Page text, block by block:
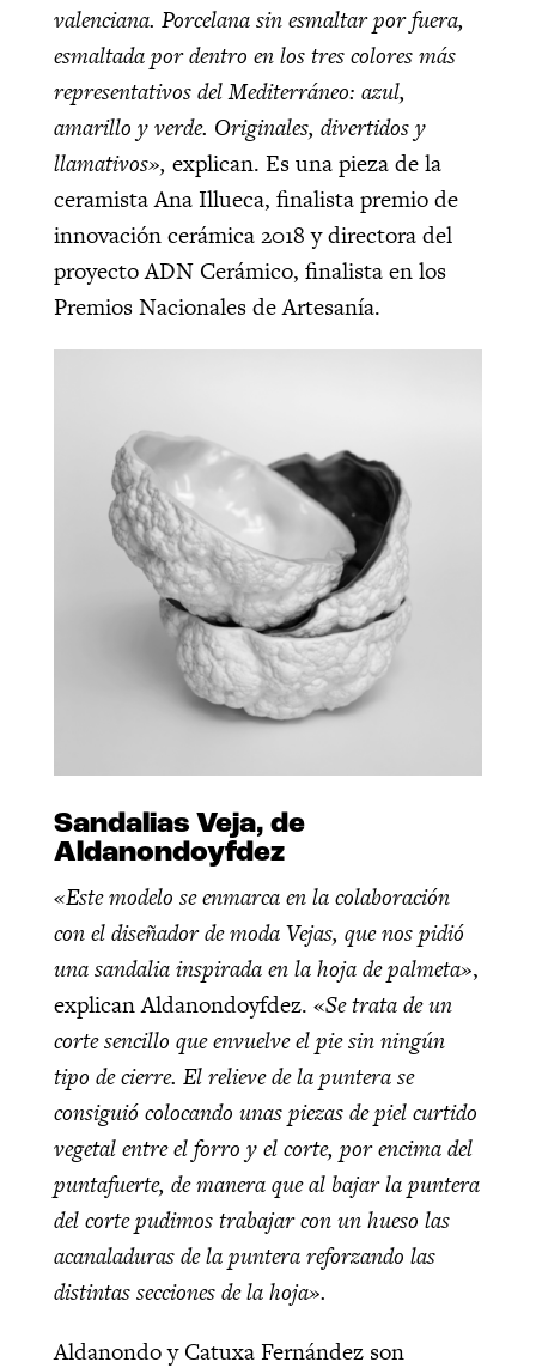
valenciana. Porcelana sin esmaltar por fuera,
esmaltada por dentro en los tres colores más
representativos del Mediterráneo: azul,
amarillo y verde. Originales, divertidos y
llamativos», explican. Es una pieza de la
ceramista Ana Illueca, finalista premio de
innovación cerámica 2018 y directora del
proyecto ADN Cerámico, finalista en los
Premios Nacionales de Artesanía.
Sandalias Veja, de
Aldanondoyfdez
«Este modelo se enmarca en la colaboración
con el diseñador de moda Vejas, que nos pidió
una sandalia inspirada en la hoja de palmeta»,
explican Aldanondoyfdez. «Se trata de un
corte sencillo que envuelve el pie sin ningún
tipo de cierre. El relieve de la puntera se
consiguió colocando unas piezas de piel curtido
vegetal entre el forro y el corte, por encima del
puntafuerte, de manera que al bajar la puntera
del corte pudimos trabajar con un hueso las
acanaladuras de la puntera reforzando las
distintas secciones de la hoja».
Aldanondo y Catuxa Fernández son